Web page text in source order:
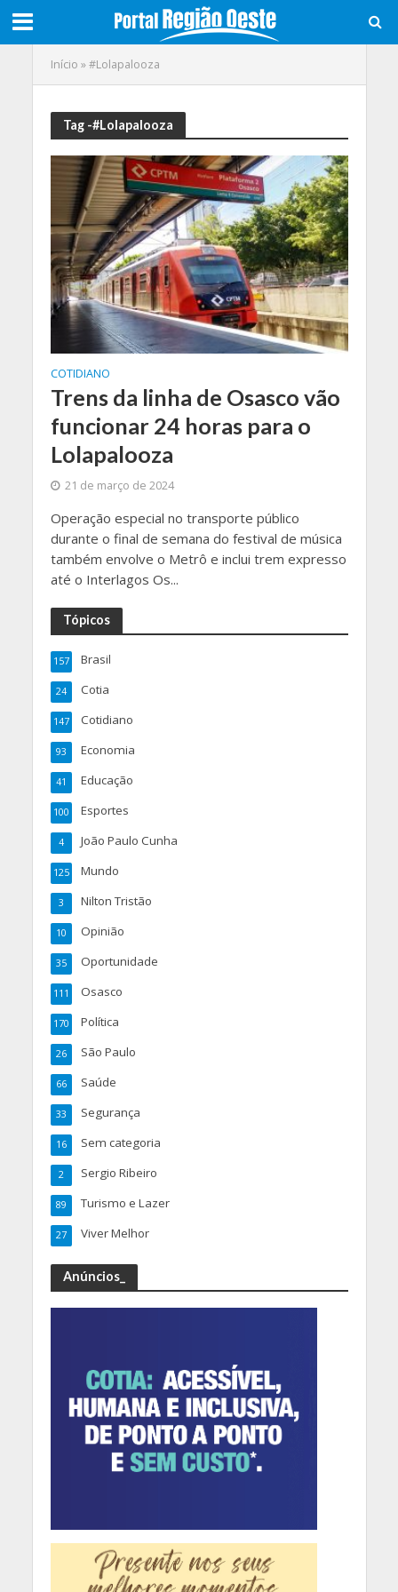
Início »#Lolapalooza
Tag -#Lolapalooza
COTIDIANO
Trens da linha de Osasco vão
funcionar 24 horas para o
Lolapalooza
21 de março de 2024
Operação especial no transporte público
durante o final de semana do festival de música
também envolve o Metrô e inclui trem expresso
até o Interlagos Os...
Tópicos
Brasil
157
Cotia
24
Cotidiano
147
Economia
93
Educação
41
Esportes
100
João Paulo Cunha
4
Mundo
125
Nilton Tristão
3
Opinião
10
Oportunidade
35
Osasco
111
Política
170
São Paulo
26
Saúde
66
Segurança
33
Sem categoria
16
Sergio Ribeiro
2
Turismo e Lazer
89
Viver Melhor
27
Anúncios_